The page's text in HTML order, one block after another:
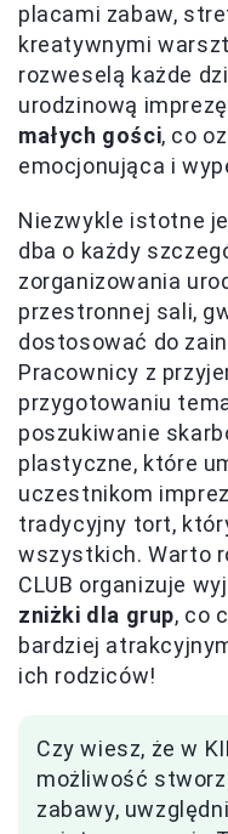
placami zabaw,
kreatywnymi
rozweselą każde
urodzinową
małych gości, co
emocjonująca i
Niezwykle istotne
dba o każdy
zorganizowania
przestronnej sali,
dostosować do
Pracownicy z
przygotowaniu
poszukiwanie
plastyczne, które
uczestnikom
tradycyjny tort,
wszystkich. Warto
CLUB organizuje
zniżki dla grup, co
bardziej
ich rodziców!
Czy wiesz, że w
możliwość
zabawy,